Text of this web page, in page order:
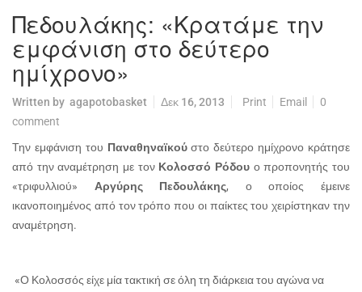
Πεδουλάκης: «Κρατάμε την
εμφάνιση στο δεύτερο
ημίχρονο»
Written by agapotobasket Δεκ 16, 2013 Print Email
0
comment
Την εμφάνιση του Παναθηναϊκούστο δεύτερο ημίχρονο κράτησε
από την αναμέτρηση με τον Κολοσσό Ρόδου ο προπονητής του
«τριφυλλιού» Αργύρης Πεδουλάκης, ο οποίος έμεινε
ικανοποιημένος από τον τρόπο που οι παίκτες του χειρίστηκαν την
αναμέτρηση.
«Ο Κολοσσός είχε μία τακτική σε όλη τη διάρκεια του αγώνα να